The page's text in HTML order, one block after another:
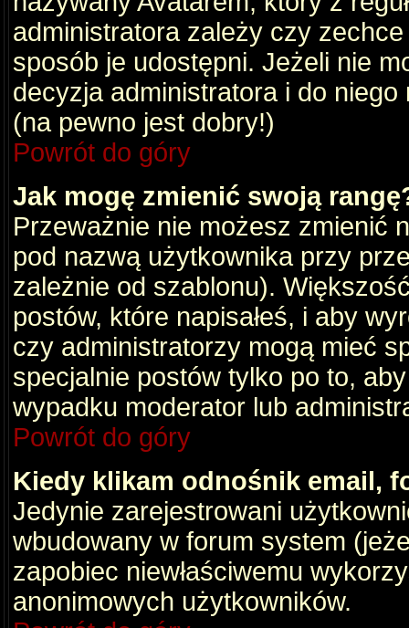
administratora zależy czy
sposób je udostępni. Jeżeli nie
decyzja administratora i do
(na pewno jest dobry!)
Powrót do góry
Jak mogę zmienić swoją
Przeważnie nie możesz zmienić
pod nazwą użytkownika przy
zależnie od szablonu).
postów, które napisałeś, i aby
czy administratorzy mogą mieć
specjalnie postów tylko po to,
wypadku moderator lub
Powrót do góry
Kiedy klikam odnośnik email,
Jedynie zarejestrowani
wbudowany w forum system
zapobiec niewłaściwemu
anonimowych użytkowników.